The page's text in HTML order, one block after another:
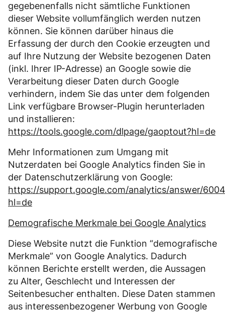
gegebenenfalls nicht sämtliche Funktionen
dieser Website vollumfänglich werden nutzen
können. Sie können darüber hinaus die
Erfassung der durch den Cookie erzeugten und
auf Ihre Nutzung der Website bezogenen Daten
(inkl. Ihrer IP-Adresse) an Google sowie die
Verarbeitung dieser Daten durch Google
verhindern, indem Sie das unter dem folgenden
Link verfügbare Browser-Plugin herunterladen
und installieren:
https://tools.google.com/dlpage/gaoptout?hl=de
Mehr Informationen zum Umgang mit
Nutzerdaten bei Google Analytics finden Sie in
der Datenschutzerklärung von Google:
https://support.google.com/analytics/answer/
hl=de
Demografische Merkmale bei Google Analytics
Diese Website nutzt die Funktion “demografische
Merkmale” von Google Analytics. Dadurch
können Berichte erstellt werden, die Aussagen
zu Alter, Geschlecht und Interessen der
Seitenbesucher enthalten. Diese Daten stammen
aus interessenbezogener Werbung von Google